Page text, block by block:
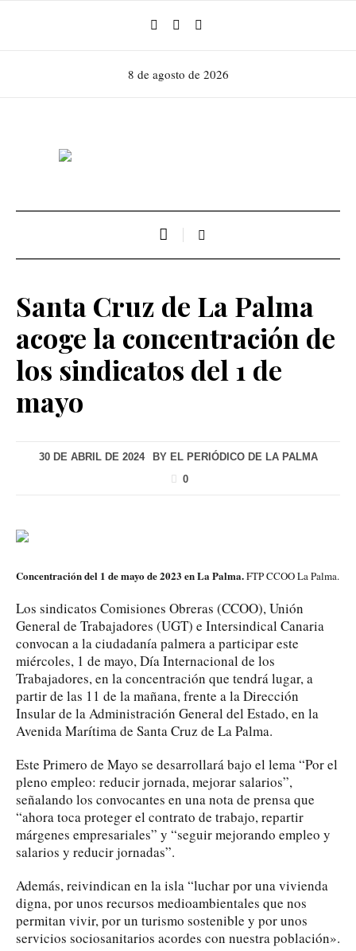
8 de agosto de 2026
Santa Cruz de La Palma
acoge la concentración de
los sindicatos del 1 de
mayo
30 DE ABRIL DE 2024 BY EL PERIÓDICO DE LA PALMA
0
Concentración del 1 de mayo de 2023 en La Palma.FTP CCOO La Palma.
Los sindicatos Comisiones Obreras (CCOO), Unión
General de Trabajadores (UGT) e Intersindical Canaria
convocan a la ciudadanía palmera a participar este
miércoles, 1 de mayo, Día Internacional de los
Trabajadores, en la concentración que tendrá lugar, a
partir de las 11 de la mañana, frente a la Dirección
Insular de la Administración General del Estado, en la
Avenida Marítima de Santa Cruz de La Palma.
Este Primero de Mayo se desarrollará bajo el lema “Por el
pleno empleo: reducir jornada, mejorar salarios”,
señalando los convocantes en una nota de prensa que
“ahora toca proteger el contrato de trabajo, repartir
márgenes empresariales” y “seguir mejorando empleo y
salarios y reducir jornadas”.
Además, reivindican en la isla “luchar por una vivienda
digna, por unos recursos medioambientales que nos
permitan vivir, por un turismo sostenible y por unos
servicios sociosanitarios acordes con nuestra población».